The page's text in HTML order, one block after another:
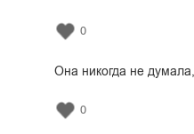
0
Она никогда не
0